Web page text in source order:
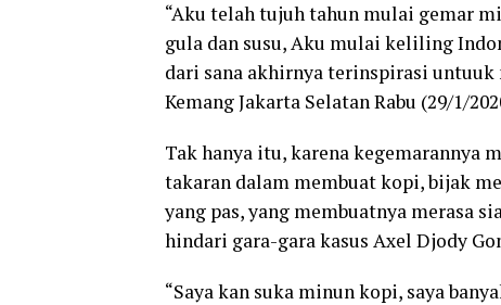
“Aku telah tujuh tahun mulai gemar
gula dan susu, Aku mulai keliling
dari sana akhirnya terinspirasi untuuk
Kemang Jakarta Selatan Rabu (29/1/
Tak hanya itu, karena kegemarannya
takaran dalam membuat kopi, bijak
yang pas, yang membuatnya merasa
hindari gara-gara kasus Axel Djody
“Saya kan suka minun kopi, saya